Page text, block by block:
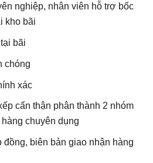
nghiệp, nhân viên hỗ trợ bốc
kho bãi
bãi
chóng
xác
cẩn thận phân thành 2 nhóm
chuyên dụng
biên bản giao nhận hàng